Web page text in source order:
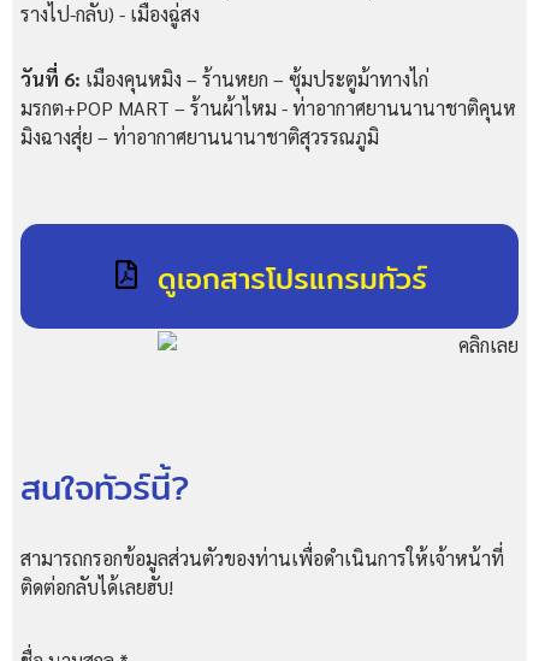
รางไป-กลับ) - เมืองฉู่สง
วันที่ 6: เมืองคุนหมิง – ร้านหยก – ซุ้มประตูม้าทางไก่
มรกต+POP MART – ร้านผ้าไหม - ท่าอากาศยานนานาชาติคุนห
มิงฉางสุ่ย – ท่าอากาศยานนานาชาติสุวรรณภูมิ
ดูเอกสารโปรแกรมทัวร์
สนใจทัวร์นี้?
สามารถกรอกข้อมูลส่วนตัวของท่านเพื่อดำเนินการให้เจ้าหน้าที่
ติดต่อกลับได้เลยฮับ!